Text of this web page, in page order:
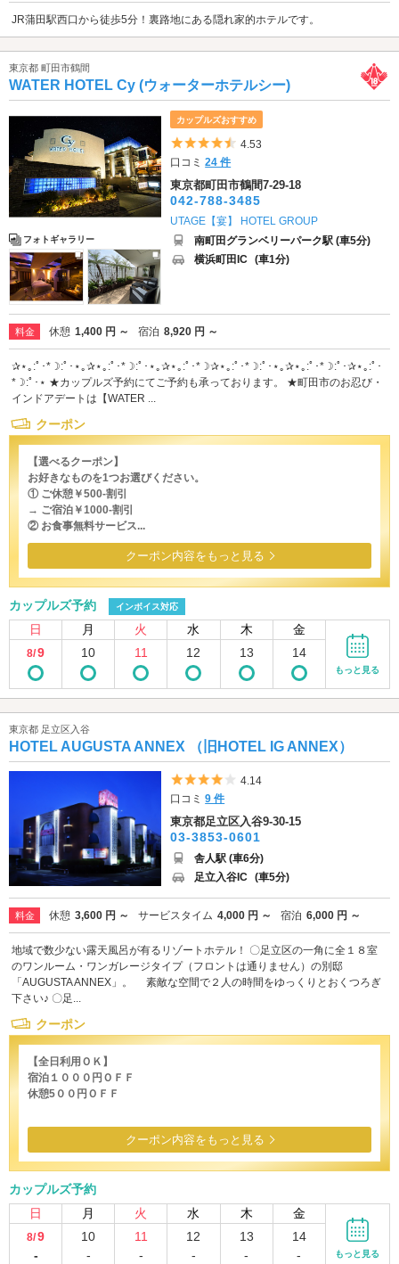
JR蒲田駅西口から徒歩5分！裏路地にある隠れ家的ホテルです。
東京都 町田市鶴間
WATER HOTEL Cy (ウォーターホテルシー)
フォトギャラリー
カップルズおすすめ
5つ星のうち4.5
4.53
口コミ24 件
東京都町田市鶴間7-29-18
042-788-3485
UTAGE【宴】 HOTEL GROUP
南町田グランベリーパーク駅 (車5分)
横浜町田IC (車1分)
料金 休憩 1,400 円 ～ 宿泊 8,920 円 ～
✰⋆｡:ﾟ･*☽:ﾟ･⋆｡✰⋆｡:ﾟ･*☽:ﾟ･⋆｡✰⋆｡:ﾟ･*☽✰⋆｡:ﾟ･*☽:ﾟ･⋆｡✰⋆｡:ﾟ･*☽:ﾟ･✰⋆｡:ﾟ･
*☽:ﾟ･⋆ ★カップルズ予約にてご予約も承っております。 ★町田市のお忍び・
インドアデートは【WATER ...
クーポン
【選べるクーポン】
お好きなものを1つお選びください。
① ご休憩￥500-割引
→ ご宿泊￥1000-割引
② お食事無料サービス...
クーポン内容をもっと見る
カップルズ予約 インボイス対応
日 月 火 水 木 金
8/9 10 11 12 13 14
もっと見る
東京都 足立区入谷
HOTEL AUGUSTA ANNEX （旧HOTEL IG ANNEX）
5つ星のうち4
4.14
口コミ9 件
東京都足立区入谷9-30-15
03-3853-0601
舎人駅 (車6分)
足立入谷IC (車5分)
料金 休憩 3,600 円 ～ サービスタイム 4,000 円 ～ 宿泊 6,000 円 ～
地域で数少ない露天風呂が有るリゾートホテル！ 〇足立区の一角に全１８室
のワンルーム・ワンガレージタイプ（フロントは通りません）の別邸
「AUGUSTA ANNEX」。 素敵な空間で２人の時間をゆっくりとおくつろぎ
下さい♪ 〇足...
クーポン
【全日利用ＯＫ】
宿泊１０００円ＯＦＦ
休憩5００円ＯＦＦ
クーポン内容をもっと見る
カップルズ予約
日
月 火 水 木 金
8/9
-
10
-
11
-
12
-
13
-
14
-
もっと見る